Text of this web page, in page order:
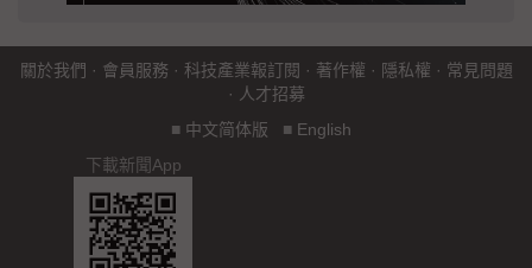
關於我們 · 會員服務 · 科技產業報訂閱 · 著作權 · 隱私權 · 常見問題
· 人才招募
■ 中文简体版 ■ English
下載新聞App